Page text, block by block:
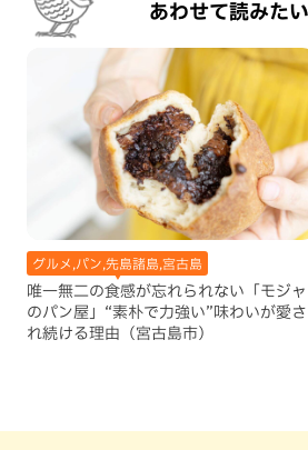
あわせて読みた
グルメ,パン,先島諸島,宮古島
唯一無二の食感が忘れられない「モジャ
のパン屋」“素朴で力強い”味わいが愛さ
れ続ける理由（宮古島市）